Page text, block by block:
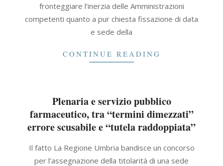
fronteggiare l’inerzia delle Amministrazioni
competenti quanto a pur chiesta fissazione di data
e sede della
CONTINUE READING
Plenaria e servizio pubblico
farmaceutico, tra “termini dimezzati”
errore scusabile e “tutela raddoppiata”
09-Il fatto La Regione Umbria bandisce un concorso
per l’assegnazione della titolarità di una sede